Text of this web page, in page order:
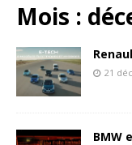
Mois :
21
BMW